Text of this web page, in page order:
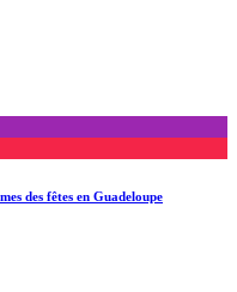
des fêtes en Guadeloupe